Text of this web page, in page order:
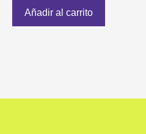
Añadir al carrito